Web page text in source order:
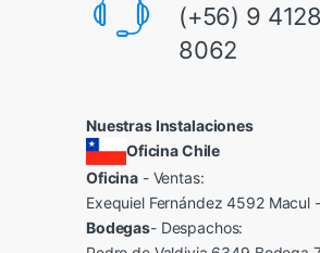
(+56) 9
8062
Nuestras Instalaciones
Oficina Chile
Oficina - Ventas:
Exequiel Fernández 4592 Macul
Bodegas- Despachos: